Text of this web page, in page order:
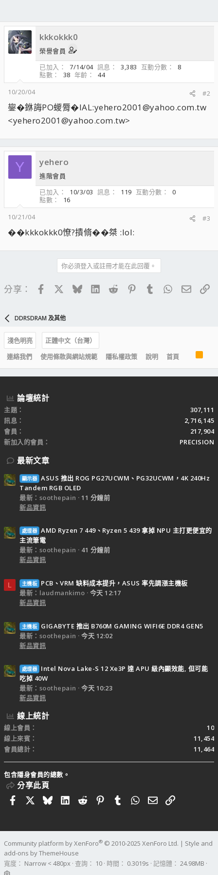
kkkokkk0
榮譽會員
已加入
7/14/04 訊息 3,383 互動分數
8
點數
38 年齡
44
10/20/04
#2
鋆�銝誨PO蝬脣�IAL:yehero2001@yahoo.com.tw
<yehero2001@yahoo.com.tw>
Y yehero
進階會員
已加入
10/3/03 訊息 119 互動分數
0
點數
16
10/21/04
#3
��kkkokkk0憭?撌脩��桀 :lol:
你必須登入或註冊才能在此回覆。
分享： FacebookBlueskyLinkedIn
Reddit PinterestTumblrWhatsApp
電子
DDRSDRAM 及其他
淺色明亮
正體中文（台灣）
連絡我們
使用條款與網站規範 隱私權政策 說明 首頁
S
論壇統計
主題
307,111
訊息
2,716,145
會員
217,904
新加入的會員
PRECISION
最新文章
顯示器 ASUS 推出 ROG PG27UCWM、PG32UCWM，4K 240Hz
Tandem RGB OLED
最新：soothepain
11 分鐘前
新品資訊
處理器 AMD Ryzen 7 449、Ryzen 5 439 拿掉 NPU 主打更便宜的
主流筆電
最新：soothepain
41 分鐘前
新品資訊
L 主機板
PCB、VRM 缺料成本提升，ASUS 率先調漲主機板
最新：laudmankimo
今天 12:17
新品資訊
主機板
GIGABYTE 推出 B760M GAMING WIFI6E DDR4 GEN5
最新：soothepain
今天 12:02
新品資訊
處理器
Intel Nova Lake-S 12 Xe3P 達 APU 級內顯效能, 但可能
吃掉 40W
最新：soothepain
今天 10:23
新品資訊
線上統計
線上會員
10
線上來賓
11,454
會員總計
11,464
包含隱身會員的總數。
分享此頁
FacebookBlueskyLinkedIn
RedditPinterestTumblrWhatsApp
電子郵件
連結
Community platform by XenForo® © 2010-2025 XenForo Ltd. | Style and
add-ons by ThemeHouse
寬度
查詢 10 時間 0.3019s 記憶體 24.98MB